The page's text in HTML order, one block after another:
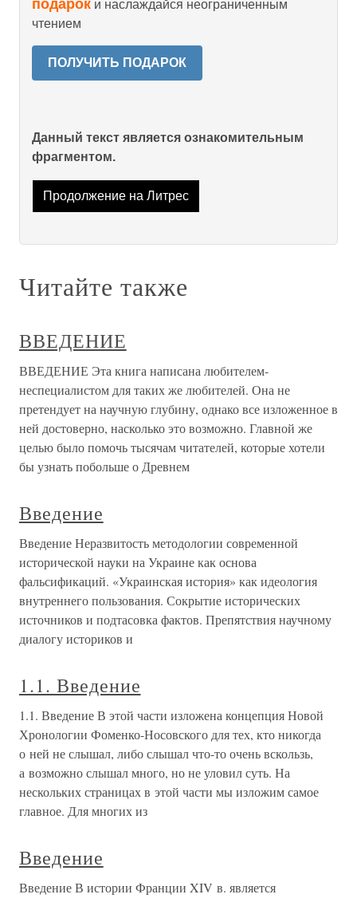
подарок и наслаждайся неограниченным
чтением
ПОЛУЧИТЬ ПОДАРОК
Данный текст является ознакомительным
фрагментом.
Продолжение на Литрес
Читайте также
ВВЕДЕНИЕ
ВВЕДЕНИЕ Эта книга написана любителем-
неспециалистом для таких же любителей. Она не
претендует на научную глубину, однако все изложенное в
ней достоверно, насколько это возможно. Главной же
целью было помочь тысячам читателей, которые хотели
бы узнать побольше о Древнем
Введение
Введение Неразвитость методологии современной
исторической науки на Украине как основа
фальсификаций. «Украинская история» как идеология
внутреннего пользования. Сокрытие исторических
источников и подтасовка фактов. Препятствия научному
диалогу историков и
1.1. Введение
1.1. Введение В этой части изложена концепция Новой
Хронологии Фоменко-Носовского для тех, кто никогда
о ней не слышал, либо слышал что-то очень вскользь,
а возможно слышал много, но не уловил суть. На
нескольких страницах в этой части мы изложим самое
главное. Для многих из
Введение
Введение В истории Франции XIV в. является